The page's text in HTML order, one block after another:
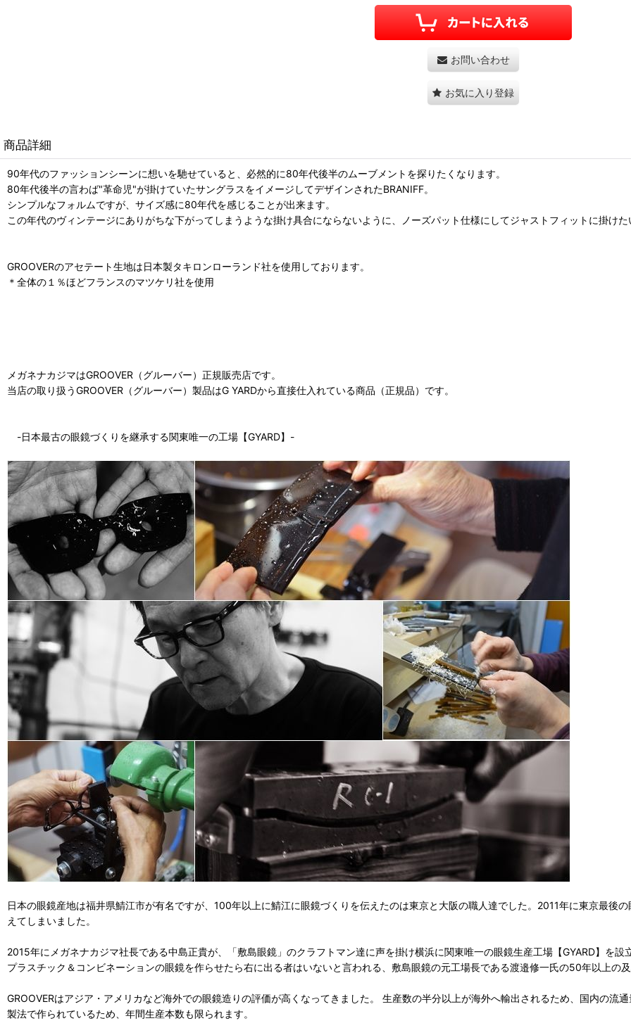
お問い合わせ
お気に入り登録
商品詳細
90年代のファッションシーンに想いを馳せていると、必然的に80年代後半のムーブメントを探りたくなります。
80年代後半の言わば"革命児"が掛けていたサングラスをイメージしてデザインされたBRANIFF。
シンプルなフォルムですが、サイズ感に80年代を感じることが出来ます。
この年代のヴィンテージにありがちな下がってしまうような掛け具合にならないように、ノーズパット仕様にしてジャストフィットに掛けた
GROOVERのアセテート生地は日本製タキロンローランド社を使用しております。
＊全体の１％ほどフランスのマツケリ社を使用
メガネナカジマはGROOVER（グルーバー）正規販売店です。
当店の取り扱うGROOVER（グルーバー）製品はG YARDから直接仕入れている商品（正規品）です。
-日本最古の眼鏡づくりを継承する関東唯一の工場【GYARD】-
日本の眼鏡産地は福井県鯖江市が有名ですが、100年以上に鯖江に眼鏡づくりを伝えたのは東京と大阪の職人達でした。2011年に東京最後
えてしまいました。
2015年にメガネナカジマ社長である中島正貴が、「敷島眼鏡」のクラフトマン達に声を掛け横浜に関東唯一の眼鏡生産工場【GYARD】を設
プラスチック＆コンビネーションの眼鏡を作らせたら右に出る者はいないと言われる、敷島眼鏡の元工場長である渡邉修一氏の50年以上の
GROOVERはアジア・アメリカなど海外での眼鏡造りの評価が高くなってきました。 生産数の半分以上が海外へ輸出されるため、国内の流
製法で作られているため、年間生産本数も限られます。